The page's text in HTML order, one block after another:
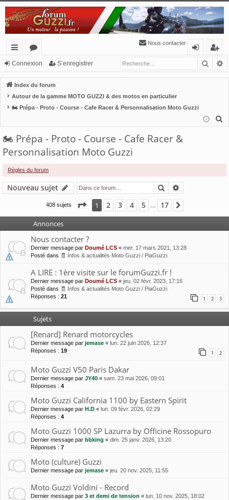
cc
ès
ra
pi
de
or
u
m
s
Nous contacter
n
xi
o
’e
nr
re
Connexion S’enregistrer
Index du forum
Autour de la gamme MOTO GUZZI & des motos en particulier
🏍 Prépa - Proto - Course - Cafe Racer & Personnalisation Moto Guzzi
🏍 Prépa - Proto - Course - Cafe Racer &
Personnalisation Moto Guzzi
Règles du forum
Nouveau sujet Rechercher
408 sujets Page 1sur 17
1 2 3 4 5 17
Annonces
Nous contacter ?
Dernier message par Doumé LCS « mer. 17 mars 2021, 13:28
Posté dans 🧾 Infos & actualités Moto Guzzi / PiaGuzzi
A LIRE : 1ère visite sur le forumGuzzi.fr !
Dernier message par Doumé LCS « jeu. 02 févr. 2023, 17:16
Posté dans 🧾 Infos & actualités Moto Guzzi / PiaGuzzi
Réponses : 21 1 2 3
Sujets
[Renard] Renard motorcycles
Dernier message par jemase « lun. 22 juin 2026, 12:37
Réponses : 19 1 2
Moto Guzzi V50 Paris Dakar
Dernier message par JY40 « sam. 23 mai 2026, 09:01
Réponses : 4
Moto Guzzi California 1100 by Eastern Spirit
Dernier message par H.D « lun. 09 févr. 2026, 02:29
Réponses : 4
Moto Guzzi 1000 SP Lazurra by Officine Rossopuro
Dernier message par bbking « dim. 25 janv. 2026, 13:20
Réponses : 7
Moto (culture) Guzzi
Dernier message par jemase « jeu. 20 nov. 2025, 11:55
Moto Guzzi Voldini - Record
Dernier message par 3 et demi de tension « lun. 10 nov. 2025, 18:02